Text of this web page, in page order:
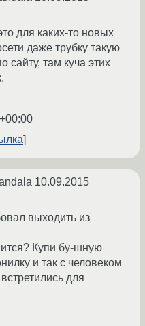
для каких-то новых
даже трубку такую
сайту, там куча этих
10.09.2015
выходить из
Купи бу-шную
и так с человеком
для